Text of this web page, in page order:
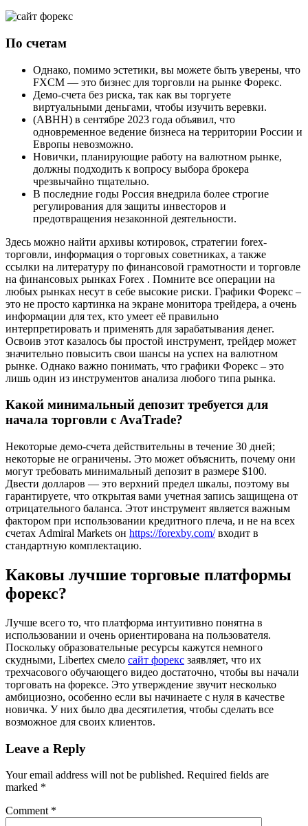
По счетам
Однако, помимо эстетики, вы можете быть уверены, что
FXCM — это бизнес для торговли на рынке Форекс.
Демо-счета без риска, так как вы торгуете
виртуальными деньгами, чтобы изучить веревки.
(ABHH) в сентябре 2023 года объявил, что
одновременное ведение бизнеса на территории России и
Европы невозможно.
Новички, планирующие работу на валютном рынке,
должны подходить к вопросу выбора брокера
чрезвычайно тщательно.
В последние годы Россия внедрила более строгие
регулирования для защиты инвесторов и
предотвращения незаконной деятельности.
Здесь можно найти архивы котировок, стратегии forex-
торговли, информация о торговых советниках, а также
ссылки на литературу по финансовой грамотности и торговле
на финансовых рынках Forex . Помните все операции на
любых рынках несут в себе высокие риски. Графики Форекс –
это не просто картинка на экране монитора трейдера, а очень
информации для тех, кто умеет её правильно
интерпретировать и применять для зарабатывания денег.
Освоив этот казалось бы простой инструмент, трейдер может
значительно повысить свои шансы на успех на валютном
рынке. Однако важно понимать, что графики Форекс – это
лишь один из инструментов анализа любого типа рынка.
Какой минимальный депозит требуется для
начала торговли с AvaTrade?
Некоторые демо-счета действительны в течение 30 дней;
некоторые не ограничены. Это может объяснить, почему они
могут требовать минимальный депозит в размере $100.
Двести долларов — это верхний предел шкалы, поэтому вы
гарантируете, что открытая вами учетная запись защищена от
отрицательного баланса. Этот инструмент является важным
фактором при использовании кредитного плеча, и не на всех
счетах Admiral Markets он https://forexby.com/входит в
стандартную комплектацию.
Каковы лучшие торговые платформы
форекс?
Лучше всего то, что платформа интуитивно понятна в
использовании и очень ориентирована на пользователя.
Поскольку образовательные ресурсы кажутся немного
скудными, Libertex смело сайт форекс заявляет, что их
трехчасового обучающего видео достаточно, чтобы вы начали
торговать на форексе. Это утверждение звучит несколько
амбициозно, особенно если вы начинаете с нуля в качестве
новичка. У них было два десятилетия, чтобы сделать все
возможное для своих клиентов.
Leave a Reply
Your email address will not be published. Required fields are
marked *
Comment *